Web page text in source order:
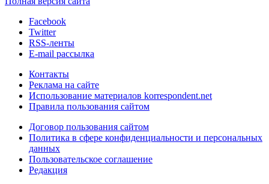
Facebook
Twitter
RSS-ленты
E-mail рассылка
Контакты
Реклама на сайте
Использование материалов korrespondent.net
Правила пользования сайтом
Договор пользования сайтом
Политика в сфере конфиденциальности и персональных
данных
Пользовательское соглашение
Редакция